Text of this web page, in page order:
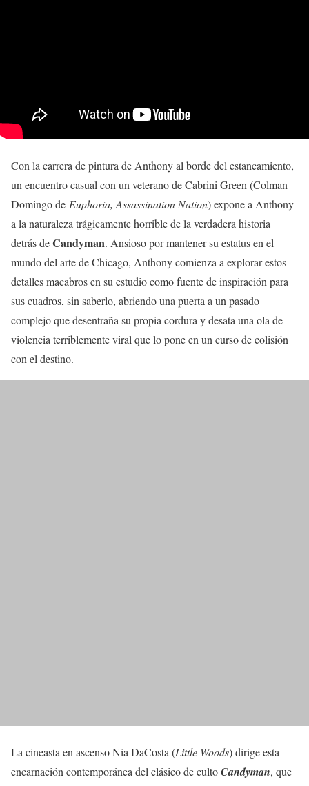
Con la carrera de pintura de Anthony al borde del estancamiento,
un encuentro casual con un veterano de Cabrini Green (Colman
Domingo de Euphoria, Assassination Nation) expone a Anthony
a la naturaleza trágicamente horrible de la verdadera historia
detrás deCandyman. Ansioso por mantener su estatus en el
mundo del arte de Chicago, Anthony comienza a explorar estos
detalles macabros en su estudio como fuente de inspiración para
sus cuadros, sin saberlo, abriendo una puerta a un pasado
complejo que desentraña su propia cordura y desata una ola de
violencia terriblemente viral que lo pone en un curso de colisión
con el destino.
La cineasta en ascenso Nia DaCosta (Little Woods) dirige esta
encarnación contemporánea del clásico de cultoCandyman, que